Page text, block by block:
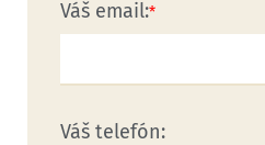
Váš email:
Váš telefón: